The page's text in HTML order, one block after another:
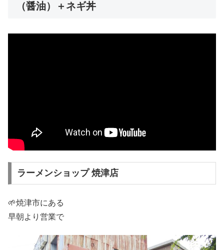
（醤油）＋ネギ丼
ラーメンショップ 焼津店
🌱焼津市にある
早朝より営業で